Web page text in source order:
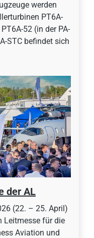
werden
PT6A-
52 (in der PA-
STC befindet sich
der AL
(22. – 25. April)
Leitmesse für die
Aviation und